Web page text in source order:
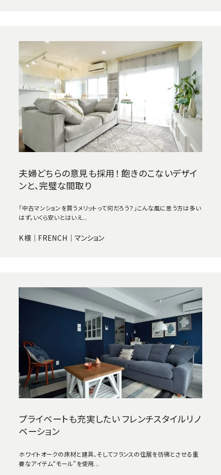
夫婦どちらの意見も採用！ 飽きのこないデザイ
ンと、完璧な間取り
「中古マンションを買うメリットって何だろう？」こんな風に思う方は多い
はず。いくら安いとはいえ...
K様｜FRENCH｜マンション
プライベートも充実したい フレンチスタイルリノ
ベーション
ホワイトオークの床材と建具、そしてフランスの住居を彷彿とさせる重
要なアイテム“モール”を使用...